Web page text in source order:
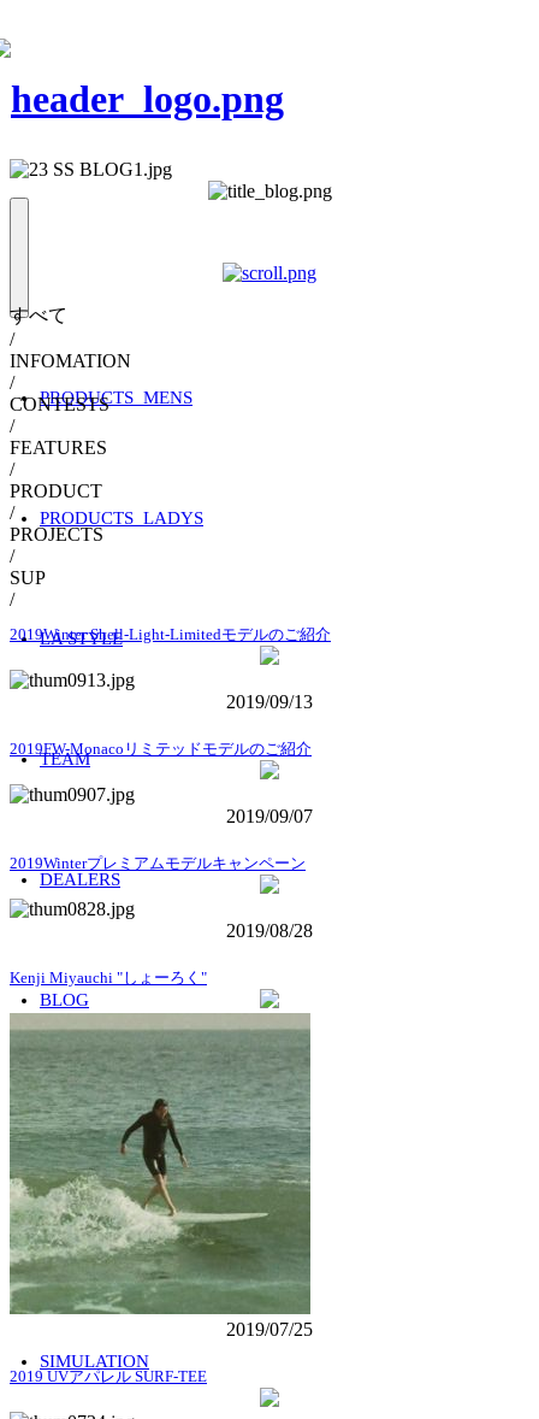
PRODUCTS_MENS
PRODUCTS_LADYS
LA STYLE
TEAM
DEALERS
BLOG
CONTACT
COMPANY
SIMULATION
すべて
/
INFOMATION
/
CONTESTS
/
FEATURES
/
PRODUCT
/
PROJECTS
/
SUP
/
2019Winter Shell-Light-Limitedモデルのご紹介
2019/09/13
2019FW-Monacoリミテッドモデルのご紹介
2019/09/07
2019Winterプレミアムモデルキャンペーン
2019/08/28
Kenji Miyauchi "しょーろく"
2019/07/25
2019 UVアパレル SURF-TEE